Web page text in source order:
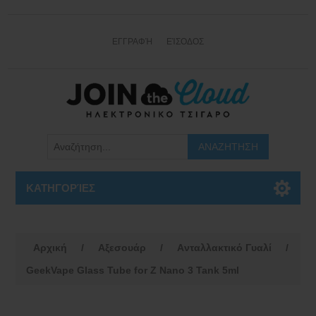
ΕΓΓΡΑΦΉ ΕΊΣΟΔΟΣ
ΚΑΤΗΓΟΡΊΕΣ
Αρχική / Αξεσουάρ / Aνταλλακτικό Γυαλί
/
GeekVape Glass Tube for Z Nano 3 Tank 5ml